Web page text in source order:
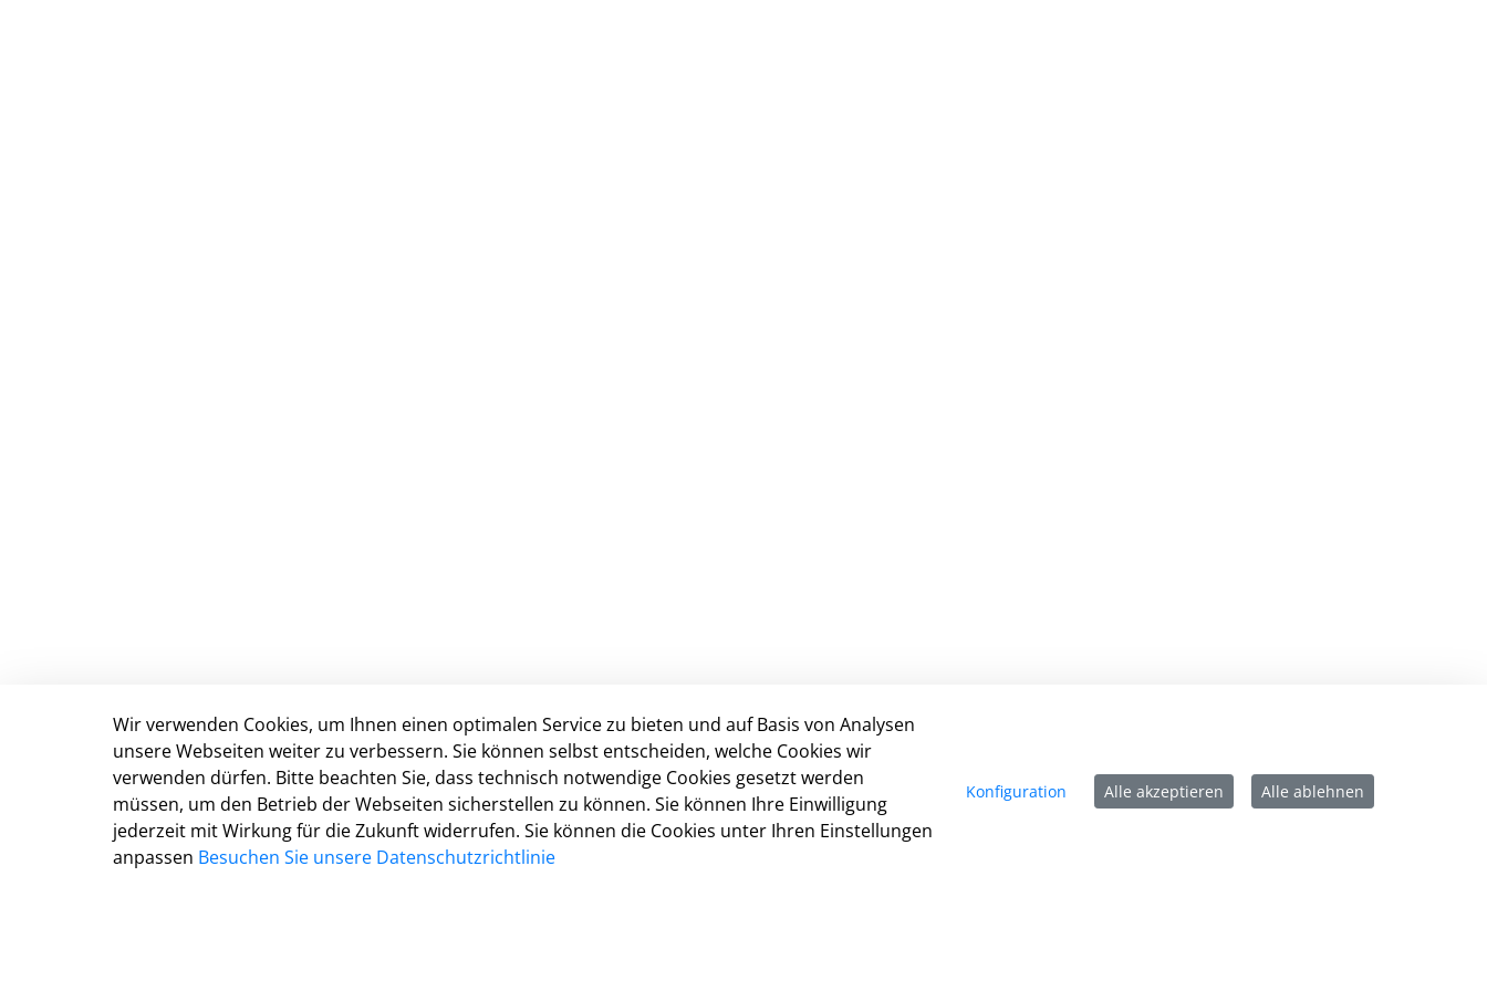
Stadt Detmold
Marktplatz 5
D-32756 Detmold
Tel.: 05231 977 0
Fax: 05231 977 299
Nicht gefunden, was Sie gesucht haben?
Dann schreiben Sie uns:
digitales@detmold.de
Kontakt
Wir verwenden Cookies, um Ihnen einen optimalen Service zu bieten und auf Basis von Analysen
unsere Webseiten weiter zu verbessern. Sie können selbst entscheiden, welche Cookies wir
verwenden dürfen. Bitte beachten Sie, dass technisch notwendige Cookies gesetzt werden
müssen, um den Betrieb der Webseiten sicherstellen zu können. Sie können Ihre Einwilligung
jederzeit mit Wirkung für die Zukunft widerrufen. Sie können die Cookies unter Ihren Einstellungen
anpassen Besuchen Sie unsere Datenschutzrichtlinie
Konfiguration Alle akzeptieren Alle ablehnen